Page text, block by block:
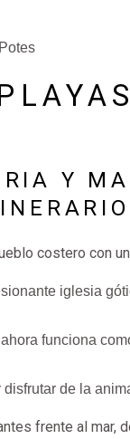
Potes
Y
costero con
iglesia
funciona
de la
frente al mar,